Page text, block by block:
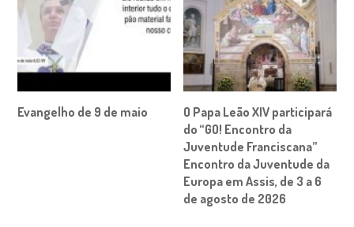
Evangelho de 9 de maio
O Papa Leão XIV participará
do “GO! Encontro da
Juventude Franciscana”
Encontro da Juventude da
Europa em Assis, de 3 a 6
de agosto de 2026